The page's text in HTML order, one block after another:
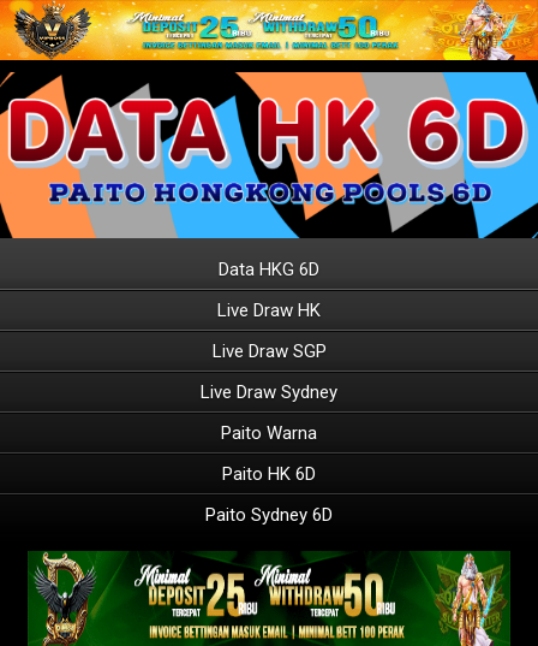
Data HKG 6D
Live Draw HK
Live Draw SGP
Live Draw Sydney
Paito Warna
Paito HK 6D
Paito Sydney 6D